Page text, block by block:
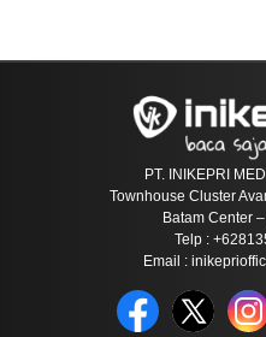
PT. INIKEPRI
Townhouse Cluster
Batam Center
Telp :
Email :